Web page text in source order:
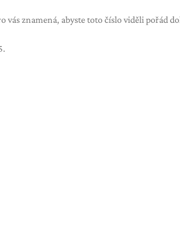
vás znamená, abyste toto číslo viděli pořád